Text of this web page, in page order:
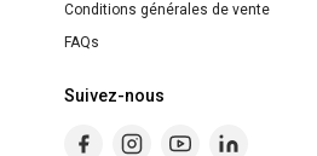
Conditions générales de vente
FAQs
Suivez-nous